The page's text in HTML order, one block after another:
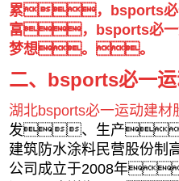
累，bsports必
富，bsports必一
梦想。。
二、bsports必一
湖北bsports必一运动建材
发、生产、
建筑防水涂料民营股份
公司成立于2008年